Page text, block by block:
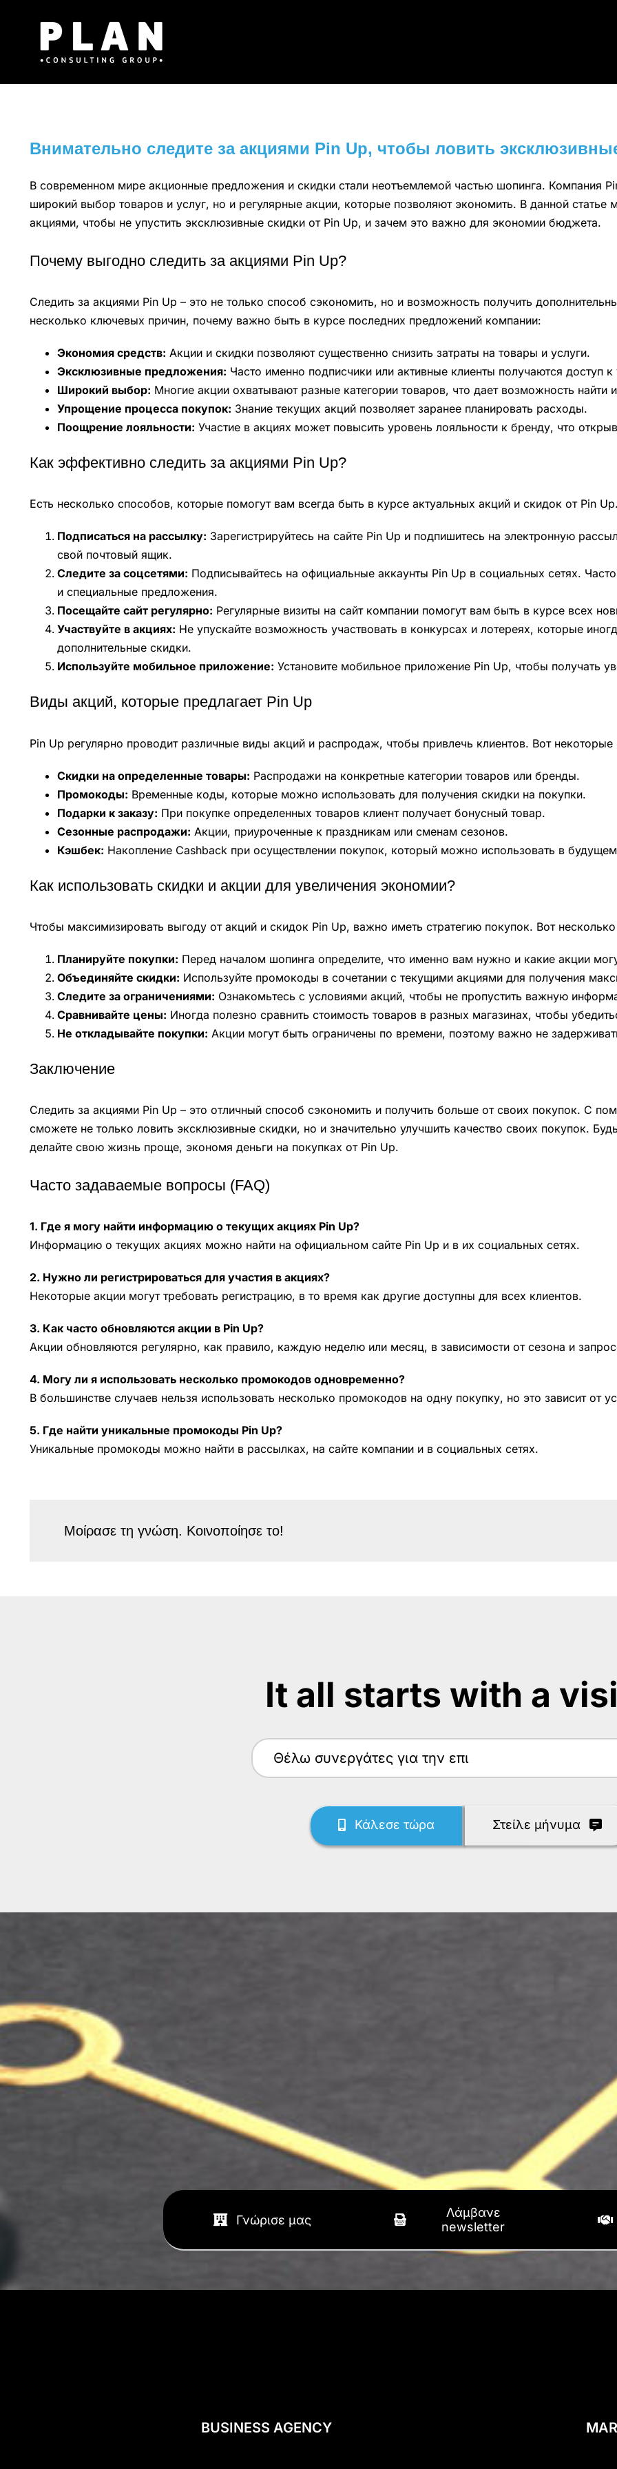
Внимательно следите за акциями Pin Up, чтобы ловить
В современном мире акционные предложения и скидки стали неотъемлемой частью шопинга. Компания
широкий выбор товаров и услуг, но и регулярные акции, которые позволяют экономить. В данной статье
акциями, чтобы не упустить эксклюзивные скидки от Pin Up, и зачем это важно для экономии бюджета.
Почему выгодно следить за акциями Pin Up?
Следить за акциями Pin Up – это не только способ сэкономить, но и возможность получить
несколько ключевых причин, почему важно быть в курсе последних предложений компании:
Экономия средств: Акции и скидки позволяют существенно снизить затраты на товары и услуги.
Эксклюзивные предложения: Часто именно подписчики или активные клиенты получаются доступ
Широкий выбор: Многие акции охватывают разные категории товаров, что дает возможность
Упрощение процесса покупок: Знание текущих акций позволяет заранее планировать расходы.
Поощрение лояльности: Участие в акциях может повысить уровень лояльности к бренду, что
Как эффективно следить за акциями Pin Up?
Есть несколько способов, которые помогут вам всегда быть в курсе актуальных акций и скидок от Pin
Подписаться на рассылку: Зарегистрируйтесь на сайте Pin Up и подпишитесь на электронную
свой почтовый ящик.
Следите за соцсетями: Подписывайтесь на официальные аккаунты Pin Up в социальных сетях.
и специальные предложения.
Посещайте сайт регулярно: Регулярные визиты на сайт компании помогут вам быть в курсе всех
Участвуйте в акциях: Не упускайте возможность участвовать в конкурсах и лотереях, которые
дополнительные скидки.
Используйте мобильное приложение: Установите мобильное приложение Pin Up, чтобы получать
Виды акций, которые предлагает Pin Up
Pin Up регулярно проводит различные виды акций и распродаж, чтобы привлечь клиентов. Вот
Скидки на определенные товары: Распродажи на конкретные категории товаров или бренды.
Промокоды: Временные коды, которые можно использовать для получения скидки на покупки.
Подарки к заказу: При покупке определенных товаров клиент получает бонусный товар.
Сезонные распродажи: Акции, приуроченные к праздникам или сменам сезонов.
Кэшбек: Накопление Cashback при осуществлении покупок, который можно использовать в
Как использовать скидки и акции для увеличения экономии?
Чтобы максимизировать выгоду от акций и скидок Pin Up, важно иметь стратегию покупок. Вот
Планируйте покупки: Перед началом шопинга определите, что именно вам нужно и какие акции
Объединяйте скидки: Используйте промокоды в сочетании с текущими акциями для получения
Следите за ограничениями: Ознакомьтесь с условиями акций, чтобы не пропустить важную
Сравнивайте цены: Иногда полезно сравнить стоимость товаров в разных магазинах, чтобы
Не откладывайте покупки: Акции могут быть ограничены по времени, поэтому важно не
Заключение
Следить за акциями Pin Up – это отличный способ сэкономить и получить больше от своих покупок. С
сможете не только ловить эксклюзивные скидки, но и значительно улучшить качество своих покупок.
делайте свою жизнь проще, экономя деньги на покупках от Pin Up.
Часто задаваемые вопросы (FAQ)
1. Где я могу найти информацию о текущих акциях Pin Up?
Информацию о текущих акциях можно найти на официальном сайте Pin Up и в их социальных сетях.
2. Нужно ли регистрироваться для участия в акциях?
Некоторые акции могут требовать регистрацию, в то время как другие доступны для всех клиентов.
3. Как часто обновляются акции в Pin Up?
Акции обновляются регулярно, как правило, каждую неделю или месяц, в зависимости от сезона и
4. Могу ли я использовать несколько промокодов одновременно?
В большинстве случаев нельзя использовать несколько промокодов на одну покупку, но это зависит от
5. Где найти уникальные промокоды Pin Up?
Уникальные промокоды можно найти в рассылках, на сайте компании и в социальных сетях.
Μοίρασε τη γνώση. Κοινοποίησε το!
It all starts with a
Θέλω
Κάλεσε τώρα Στείλε μήνυμα
Γνώρισε μας
Λάμβανε
newsletter
BUSINESS AGENCY